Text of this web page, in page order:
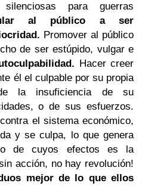
para guerras
al público a ser
Promover al público
de ser estúpido, vulgar e
Hacer creer
él el culpable por su propia
la insuficiencia de su
o de sus esfuerzos.
el sistema económico,
y se culpa, lo que genera
de cuyos efectos es la
acción, no hay revolución!
mejor de lo que ellos